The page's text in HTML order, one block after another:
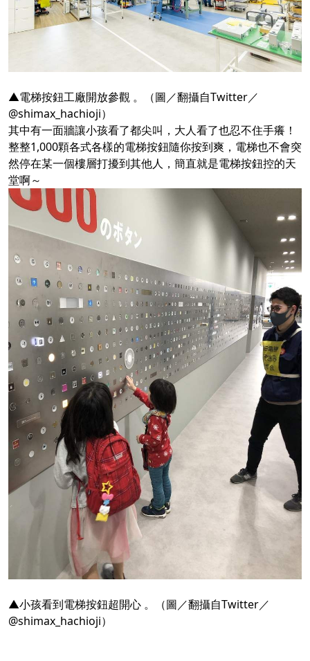
▲電梯按鈕工廠開放參觀 。（圖／翻攝自Twitter／
@shimax_hachioji）
其中有一面牆讓小孩看了都尖叫，大人看了也忍不住手癢！
整整1,000顆各式各樣的電梯按鈕隨你按到爽，電梯也不會突
然停在某一個樓層打擾到其他人，簡直就是電梯按鈕控的天
堂啊～
▲小孩看到電梯按鈕超開心 。（圖／翻攝自Twitter／
@shimax_hachioji）